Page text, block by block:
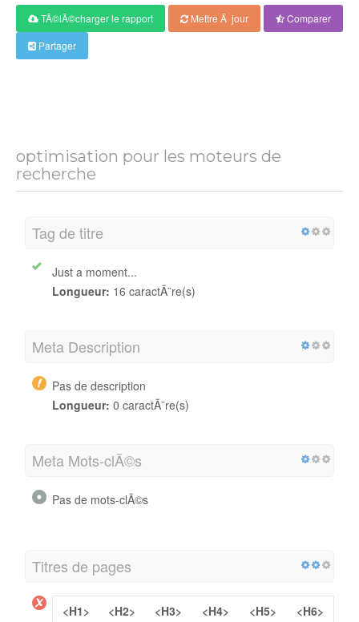
TÃ©lÃ©charger le rapport Mettre Ã jour
Comparer
Partager
optimisation pour les moteurs de
recherche
Tag de titre
Just a moment...
Longueur: 16 caractÃ¨re(s)
Meta Description
Pas de description
Longueur: 0 caractÃ¨re(s)
Meta Mots-clÃ©s
Pas de mots-clÃ©s
Titres de pages
<H1> <H2> <H3> <H4> <H5>
<H6>